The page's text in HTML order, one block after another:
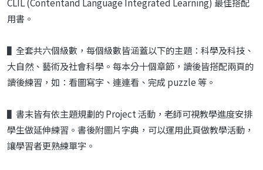
用書。
▌全套共六個級數，每個級數皆涵蓋以下的主題：科學及科技、
大自然、藝術及社會科學。每本分十個章節，讀後皆搭配兩頁的
讀後練習，如：看圖寫字、連連看、完成 puzzle 等。
▌書末皆有依主題規劃的 Project 活動，老師可視教學進度安排
學生做延伸練習。書後附圖片字典，可以運用此頁做教學活動，
讓學習者更熟練單字。